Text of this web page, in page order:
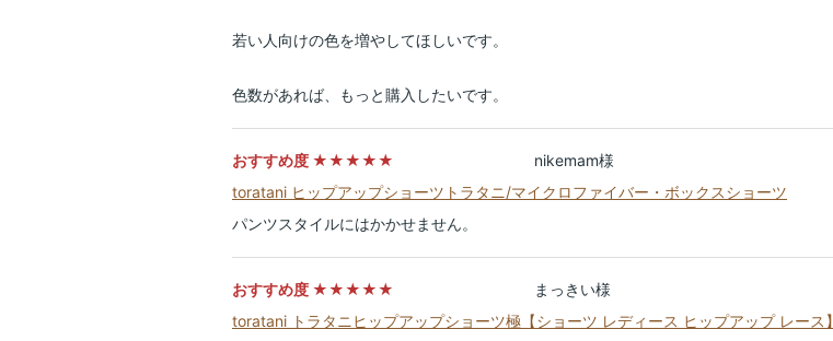
若い人向けの色を増やしてほしいです。
色数があれば、もっと購入したいです。
おすすめ度 ★★★★★
nikemam様
toratani ヒップアップショーツトラタニ/マイクロファイバー・ボックスショーツ
パンツスタイルにはかかせません。
おすすめ度 ★★★★★
まっきい様
toratani トラタニヒップアップショーツ極【ショーツ レディース ヒップアップ レース】